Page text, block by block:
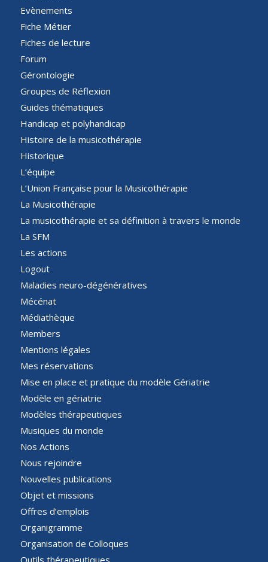
Evènements
Fiche Métier
Fiches de lecture
Forum
Gérontologie
Groupes de Réflexion
Guides thématiques
Handicap et polyhandicap
Histoire de la musicothérapie
Historique
L’équipe
L’Union Française pour la Musicothérapie
La Musicothérapie
La musicothérapie et sa définition à travers le monde
La SFM
Les actions
Logout
Maladies neuro-dégénératives
Mécénat
Médiathèque
Members
Mentions légales
Mes réservations
Mise en place et pratique du modèle Gériatrie
Modèle en gériatrie
Modèles thérapeutiques
Musiques du monde
Nos Actions
Nous rejoindre
Nouvelles publications
Objet et missions
Offres d’emplois
Organigramme
Organisation de Colloques
Outils thérapeutiques